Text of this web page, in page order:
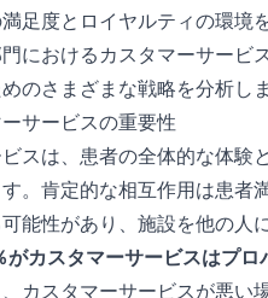
足度とロイヤルティの環境
におけるカスタマーサー
のさまざまな戦略を分析しま
サービスの重要性
スは、患者の全体的な体験
。肯定的な相互作用は患
能性があり、施設を他の人
がカスタマーサービスはプ
カスタマーサービスが悪